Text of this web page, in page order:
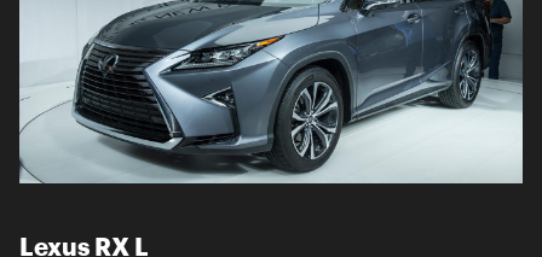
Lexus RX L